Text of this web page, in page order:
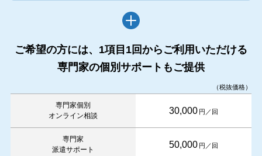
ご希望の方には、1項目1回からご利用いただける
専門家の個別サポートもご提供
（税抜価格）
専門家個別
オンライン相談
30,000 円／回
専門家
派遣サポート
50,000 円／回